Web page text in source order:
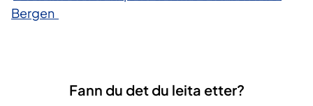
Bergen
Fann du det du leita etter?